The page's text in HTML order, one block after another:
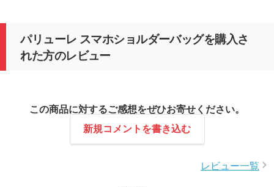
パリューレ スマホショルダーバッグを購入さ
れた方のレビュー
この商品に対するご感想をぜひお寄せください。
新規コメントを書き込む
レビュー一覧